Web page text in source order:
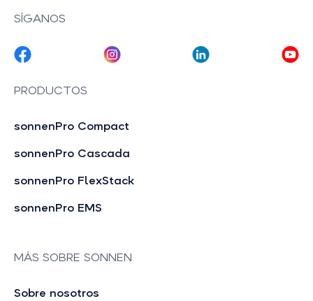
SÍGANOS
PRODUCTOS
sonnenPro Compact
sonnenPro Cascada
sonnenPro FlexStack
sonnenPro EMS
MÁS SOBRE SONNEN
Sobre nosotros